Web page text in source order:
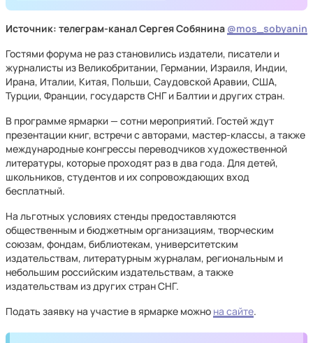
Источник: телеграм-канал Сергея Собянина @mos_sobyanin
Гостями форума не раз становились издатели, писатели и
журналисты из Великобритании, Германии, Израиля, Индии,
Ирана, Италии, Китая, Польши, Саудовской Аравии, США,
Турции, Франции, государств СНГ и Балтии и других стран.
В программе ярмарки — сотни мероприятий. Гостей ждут
презентации книг, встречи с авторами, мастер-классы, а также
международные конгрессы переводчиков художественной
литературы, которые проходят раз в два года. Для детей,
школьников, студентов и их сопровождающих вход
бесплатный.
На льготных условиях стенды предоставляются
общественным и бюджетным организациям, творческим
союзам, фондам, библиотекам, университетским
издательствам, литературным журналам, региональным и
небольшим российским издательствам, а также
издательствам из других стран СНГ.
Подать заявку на участие в ярмарке можно на сайте.